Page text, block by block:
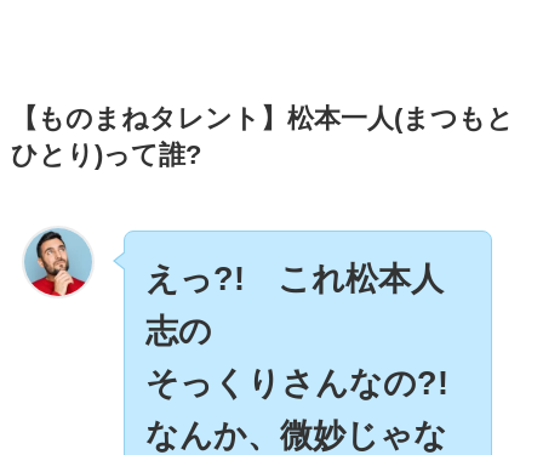
【ものまねタレント】松本一人(まつもと
ひとり)って誰?
えっ?! これ松本人
志の
そっくりさんなの?!
なんか、微妙じゃな